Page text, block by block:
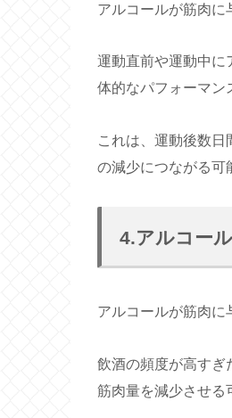
アルコールが筋肉に
運動直前や運動中に
体的なパフォーマン
これは、運動後数
の減少につながる可
4.アルコー
アルコールが筋肉に
飲酒の頻度が高すぎ
筋肉量を減少させる